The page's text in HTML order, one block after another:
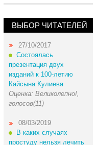
ВЫБОР ЧИТАТЕЛЕЙ
27/10/2017
Состоялась
презентация двух
изданий к 100-летию
Кайсына Кулиева
Оценка: Великолепно!,
голосов(11)
08/03/2019
В каких случаях
простуду нельзя лечить